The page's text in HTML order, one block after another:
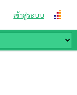
เข้าสู่ระบบ